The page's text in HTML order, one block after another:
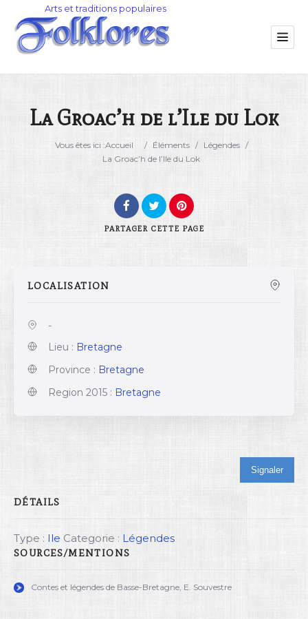
Catégorie
La Groac’h de l’Ile du Lok
Vous êtes ici :Accueil / Éléments / Légendes /
La Groac’h de l’Ile du Lok
PARTAGER CETTE PAGE
LOCALISATION
-
Lieu : Bretagne
Province : Bretagne
Region 2015 : Bretagne
Signaler
DÉTAILS
Type : Ile Categorie : Légendes
SOURCES/MENTIONS
Contes et légendes de Basse-Bretagne, E. Souvestre